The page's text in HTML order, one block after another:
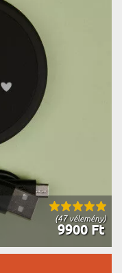
(47 vélemény)
9900 Ft